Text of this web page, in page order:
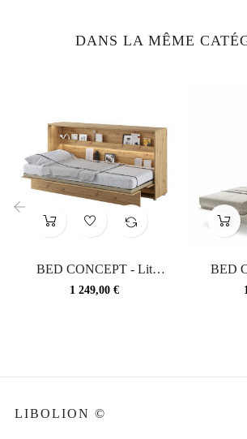
DANS LA MÊME
BED CONCEPT - Lit
escamotable 90x200
Prix
1 249,00 €
BED
LIBOLION ©